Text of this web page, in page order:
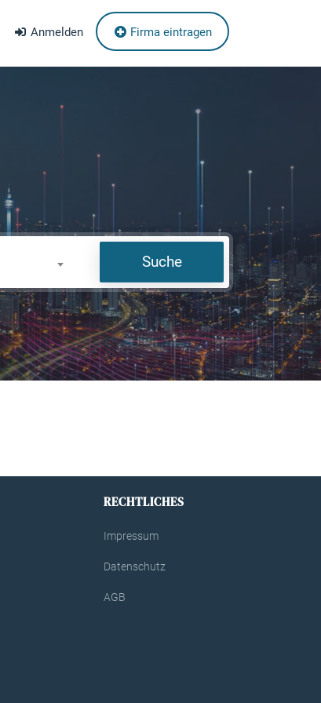
Anmelden Firma eintragen
Suche
RECHTLICHES
Impressum
Datenschutz
AGB